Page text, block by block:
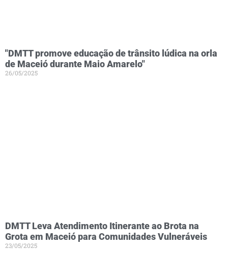
"DMTT promove educação de trânsito lúdica na orla
de Maceió durante Maio Amarelo"
26/05/2025
DMTT Leva Atendimento Itinerante ao Brota na
Grota em Maceió para Comunidades Vulneráveis
23/05/2025